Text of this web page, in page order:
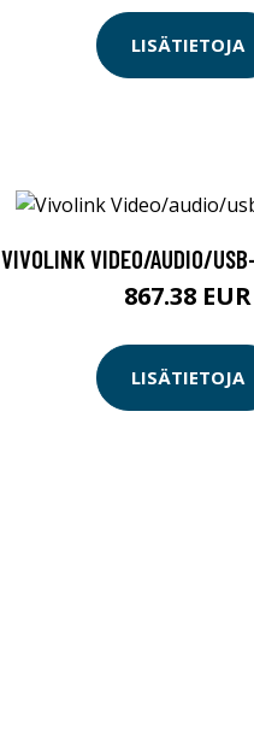
LISÄTIETOJA
VIVOLINK VIDEO/AUDIO/
867.38 EUR
LISÄTIETOJA